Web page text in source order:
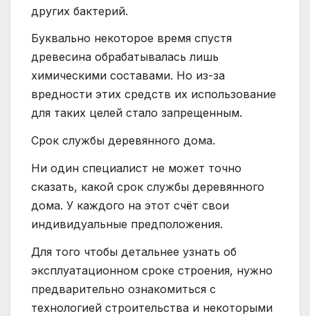
других бактерий.
Буквально некоторое время спустя
древесина обрабатывалась лишь
химическими составами. Но из-за
вредности этих средств их использование
для таких целей стало запрещенным.
Срок службы деревянного дома.
Ни один специалист не может точно
сказать, какой срок службы деревянного
дома. У каждого на этот счёт свои
индивидуальные предположения.
Для того чтобы детальнее узнать об
эксплуатационном сроке строения, нужно
предварительно ознакомиться с
технологией строительства и некоторыми